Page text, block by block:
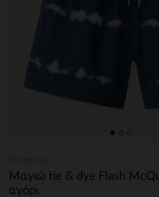
Μαγιώ tie & dye Flash
αγόρι